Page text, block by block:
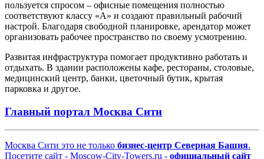
пользуется спросом – офисные помещения полностью
соответствуют классу «А» и создают правильный рабочий
настрой. Благодаря свободной планировке, арендатор может
организовать рабочее пространство по своему усмотрению.
Развитая инфраструктура помогает продуктивно работать и
отдыхать. В здании расположены кафе, рестораны, столовые,
медицинский центр, банки, цветочный бутик, крытая
парковка и другое.
Главный портал Москва Сити
Москва Сити это не только бизнес-центр Северная Башня.
Посетите сайт - Moscow-City-Towers.ru - официальный сайт